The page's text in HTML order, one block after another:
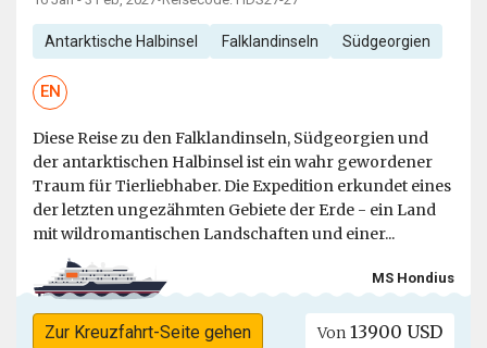
Antarktische Halbinsel Falklandinseln Südgeorgien
EN
Diese Reise zu den Falklandinseln, Südgeorgien und
der antarktischen Halbinsel ist ein wahr gewordener
Traum für Tierliebhaber. Die Expedition erkundet eines
der letzten ungezähmten Gebiete der Erde - ein Land
mit wildromantischen Landschaften und einer...
MS Hondius
Zur Kreuzfahrt-Seite gehen Von 13900 USD